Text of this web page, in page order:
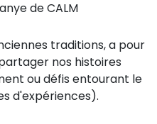
de CALM
traditions, a pour
nos histoires
ou défis entourant le
d'expériences).